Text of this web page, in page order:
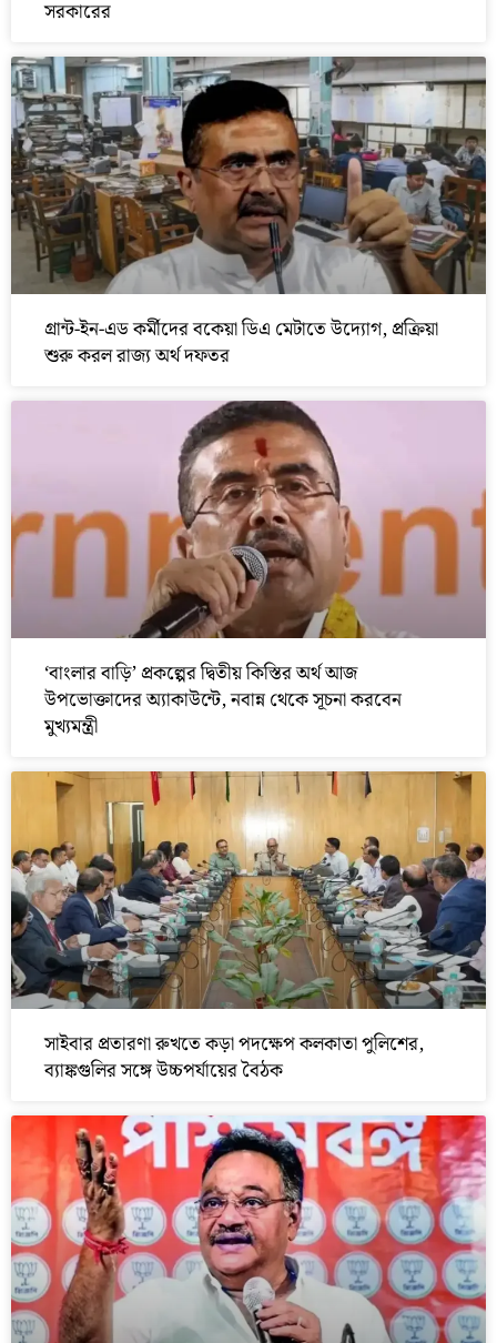
সরকারের
গ্রান্ট-ইন-এড কর্মীদের বকেয়া ডিএ মেটাতে উদ্যোগ, প্রক্রিয়া
শুরু করল রাজ্য অর্থ দফতর
‘বাংলার বাড়ি’ প্রকল্পের দ্বিতীয় কিস্তির অর্থ আজ
উপভোক্তাদের অ্যাকাউন্টে, নবান্ন থেকে সূচনা করবেন
মুখ্যমন্ত্রী
সাইবার প্রতারণা রুখতে কড়া পদক্ষেপ কলকাতা পুলিশের,
ব্যাঙ্কগুলির সঙ্গে উচ্চপর্যায়ের বৈঠক